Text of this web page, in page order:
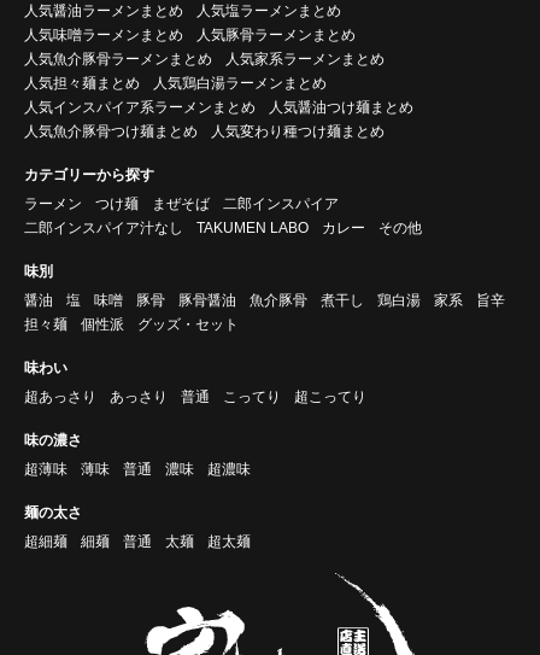
人気醤油ラーメンまとめ
人気塩ラーメンまとめ
人気味噌ラーメンまとめ
人気豚骨ラーメンまとめ
人気魚介豚骨ラーメンまとめ
人気家系ラーメンまとめ
人気担々麺まとめ
人気鶏白湯ラーメンまとめ
人気インスパイア系ラーメンまとめ
人気醤油つけ麺まとめ
人気魚介豚骨つけ麺まとめ
人気変わり種つけ麺まとめ
カテゴリーから探す
ラーメン
つけ麺 まぜそば
二郎インスパイア
二郎インスパイア汁なし
TAKUMEN LABO カレー その他
味別
醤油
塩 味噌 豚骨 豚骨醤油 魚介豚骨 煮干し 鶏白湯 家系
旨辛
担々麺
個性派 グッズ・セット
味わい
超あっさり
あっさり 普通 こってり 超こってり
味の濃さ
超薄味
薄味 普通 濃味 超濃味
麺の太さ
超細麺
細麺 普通 太麺 超太麺